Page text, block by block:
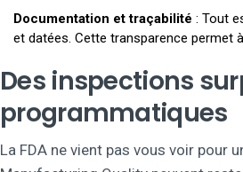
Documentation et traçabilité : Tout
et datées. Cette transparence permet
Des inspections
programmatiques
La FDA ne vient pas vous voir pour